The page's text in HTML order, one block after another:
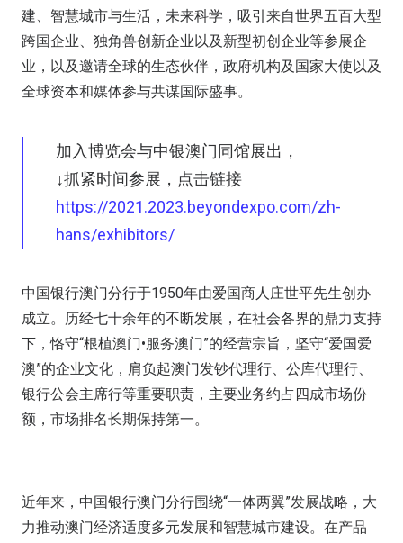
建、智慧城市与生活，未来科学，吸引来自世界五百大型
跨国企业、独角兽创新企业以及新型初创企业等参展企
业，以及邀请全球的生态伙伴，政府机构及国家大使以及
全球资本和媒体参与共谋国际盛事。
加入博览会与中银澳门同馆展出，
↓抓紧时间参展，点击链接
https://2021.2023.beyondexpo.com/zh-
hans/exhibitors/
中国银行澳门分行于1950年由爱国商人庄世平先生创办
成立。历经七十余年的不断发展，在社会各界的鼎力支持
下，恪守“根植澳门•服务澳门”的经营宗旨，坚守“爱国爱
澳”的企业文化，肩负起澳门发钞代理行、公库代理行、
银行公会主席行等重要职责，主要业务约占四成市场份
额，市场排名长期保持第一。
近年来，中国银行澳门分行围绕“一体两翼”发展战略，大
力推动澳门经济适度多元发展和智慧城市建设。在产品